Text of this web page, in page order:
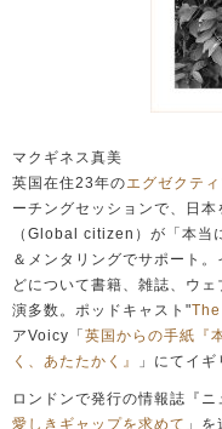
マクギネス真美
英国在住23年のエグゼクテ
ーチングセッションで、日
（Global citizen）が「本当
＆メンタリングでサポート
どについて書籍、雑誌、ウ
演多数。ポッドキャスト"
アVoicy「 英国からの手紙『
く、あたたかく』
」にてイギ
ロンドンで発行の情報誌『
愛しきギャップを求めて 」を